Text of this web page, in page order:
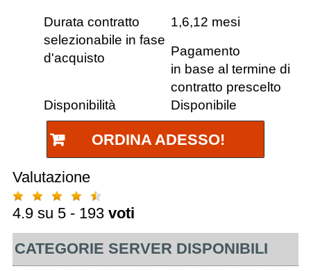
Durata contratto
selezionabile in fase
d'acquisto
1,6,12 mesi
Pagamento
in base al termine di
contratto prescelto
Disponibilità
Disponibile
ORDINA ADESSO!
Valutazione
4.9 su 5 - 193 voti
CATEGORIE SERVER DISPONIBILI